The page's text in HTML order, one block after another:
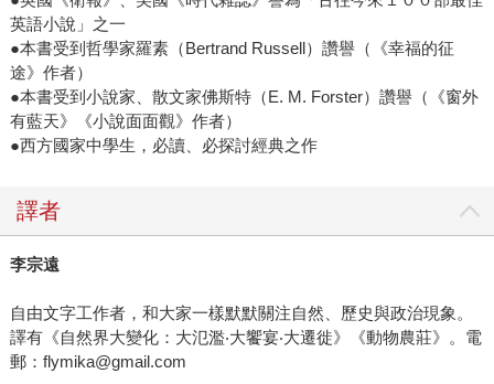
英語小說」之一
●本書受到哲學家羅素（Bertrand Russell）讚譽（《幸福的征
途》作者）
●本書受到小說家、散文家佛斯特（E. M. Forster）讚譽（《窗外
有藍天》《小說面面觀》作者）
●西方國家中學生，必讀、必探討經典之作
譯者
李宗遠
自由文字工作者，和大家一樣默默關注自然、歷史與政治現象。
譯有《自然界大變化：大氾濫‧大饗宴‧大遷徙》《動物農莊》。電
郵：flymika@gmail.com